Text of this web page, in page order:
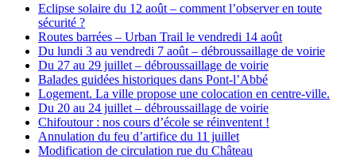
Eclipse solaire du 12 août – comment l’observer en toute
sécurité ?
Routes barrées – Urban Trail le vendredi 14 août
Du lundi 3 au vendredi 7 août – débroussaillage de voirie
Du 27 au 29 juillet – débroussaillage de voirie
Balades guidées historiques dans Pont-l’Abbé
Logement. La ville propose une colocation en centre-ville.
Du 20 au 24 juillet – débroussaillage de voirie
Chifoutour : nos cours d’école se réinventent !
Annulation du feu d’artifice du 11 juillet
Modification de circulation rue du Château